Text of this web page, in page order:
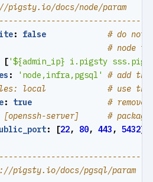
pigsty.io/docs/node/param
: false
# do not
# node
['${admin_ip} i.pigsty
: 'node,infra,pgsql'
# add
local             # use
: true
# remove
[openssh-server]      #
: [22, 80, 443, 5432]
pigsty.io/docs/pgsql/param